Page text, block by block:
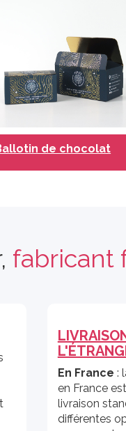
de chocolat
fabricant
En France :
en France
livraison
différentes